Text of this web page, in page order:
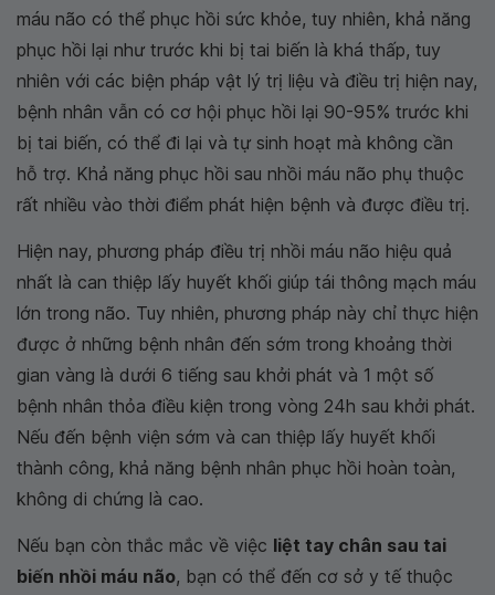
máu não có thể phục hồi sức khỏe, tuy nhiên, khả năng
phục hồi lại như trước khi bị tai biến là khá thấp, tuy
nhiên với các biện pháp vật lý trị liệu và điều trị hiện nay,
bệnh nhân vẫn có cơ hội phục hồi lại 90-95% trước khi
bị tai biến, có thể đi lại và tự sinh hoạt mà không cần
hỗ trợ. Khả năng phục hồi sau nhồi máu não phụ thuộc
rất nhiều vào thời điểm phát hiện bệnh và được điều trị.
Hiện nay, phương pháp điều trị nhồi máu não hiệu quả
nhất là can thiệp lấy huyết khối giúp tái thông mạch máu
lớn trong não. Tuy nhiên, phương pháp này chỉ thực hiện
được ở những bệnh nhân đến sớm trong khoảng thời
gian vàng là dưới 6 tiếng sau khởi phát và 1 một số
bệnh nhân thỏa điều kiện trong vòng 24h sau khởi phát.
Nếu đến bệnh viện sớm và can thiệp lấy huyết khối
thành công, khả năng bệnh nhân phục hồi hoàn toàn,
không di chứng là cao.
Nếu bạn còn thắc mắc về việc liệt tay chân sau tai
biến nhồi máu não, bạn có thể đến cơ sở y tế thuộc